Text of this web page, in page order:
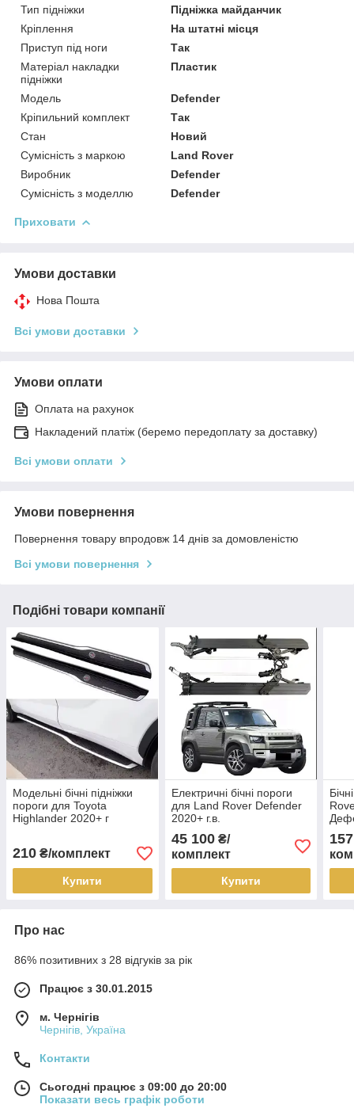
Тип підніжки
Підніжка майданчик
Кріплення
На штатні місця
Приступ під ноги
Так
Матеріал накладки
підніжки
Пластик
Модель
Defender
Кріпильний комплект
Так
Стан
Новий
Сумісність з маркою
Land Rover
Виробник
Defender
Сумісність з моделлю
Defender
Приховати
Умови доставки
Нова Пошта
Всі умови доставки
Умови оплати
Оплата на рахунок
Накладений платіж (беремо передоплату за доставку)
Всі умови оплати
Умови повернення
Повернення товару впродовж 14 днів за домовленістю
Всі умови повернення
Подібні товари компанії
Модельні бічні підніжки
пороги для Toyota
Highlander 2020+ г
210 ₴/комплект
Купити
Електричні бічні пороги
для Land Rover Defender
2020+ г.в.
45 100₴/
комплект
Купити
Про нас
86% позитивних з 28 відгуків за рік
Працює з 30.01.2015
м. Чернігів
Чернігів, Україна
Контакти
Сьогодні працює з 09:00 до 20:00
Показати весь графік роботи